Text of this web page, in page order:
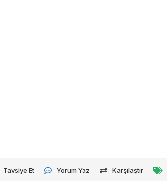
Tavsiye Et Yorum Yaz Karşılaştır